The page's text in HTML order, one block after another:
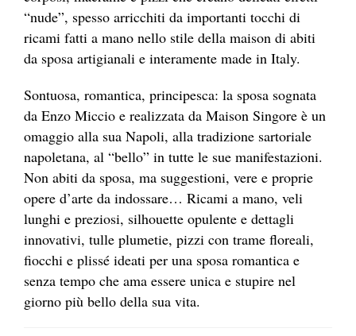
“nude”, spesso arricchiti da importanti tocchi di
ricami fatti a mano nello stile della maison di abiti
da sposa artigianali e interamente made in Italy.
Sontuosa, romantica, principesca: la sposa sognata
da Enzo Miccio e realizzata da Maison Singore è un
omaggio alla sua Napoli, alla tradizione sartoriale
napoletana, al “bello” in tutte le sue manifestazioni.
Non abiti da sposa, ma suggestioni, vere e proprie
opere d’arte da indossare… Ricami a mano, veli
lunghi e preziosi, silhouette opulente e dettagli
innovativi, tulle plumetie, pizzi con trame floreali,
fiocchi e plissé ideati per una sposa romantica e
senza tempo che ama essere unica e stupire nel
giorno più bello della sua vita.